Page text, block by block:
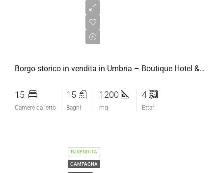
Borgo storico in vendita in Umbria – Boutique Hotel & Wedding Venue
15
Camere da letto
15
Bagni
1200
mq
4
Ettari
IN VENDITA
CAMPAGNA